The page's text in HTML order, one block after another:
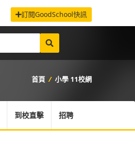
訂閱GoodSchool快訊
首頁 / 小學 11校網
到校直擊 招聘